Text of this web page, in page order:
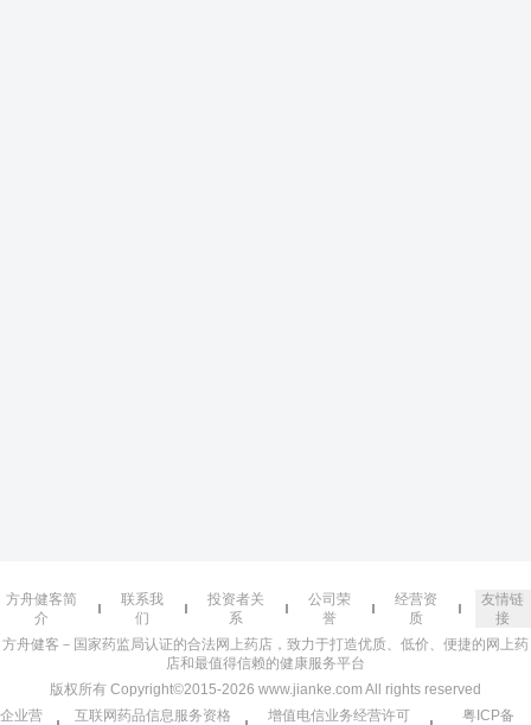
方舟健客简
介
联系我
们
投资者关
系
公司荣
誉
经营资
质
友情链
接
方舟健客－国家药监局认证的合法网上药店，致力于打造优质、低价、便捷的网上药
店和最值得信赖的健康服务平台
版权所有 Copyright©2015-2026 www.jianke.com All rights reserved
企业营
互联网药品信息服务资格 增值电信业务经营许可 粤ICP备